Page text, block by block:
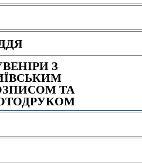
З
ТА